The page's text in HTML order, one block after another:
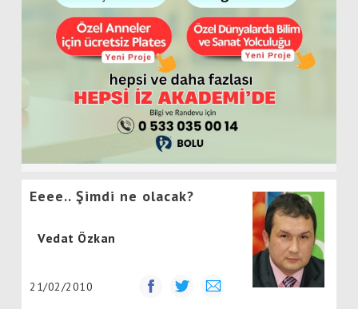
Eeee.. Şimdi ne olacak?
Vedat Özkan
21/02/2010